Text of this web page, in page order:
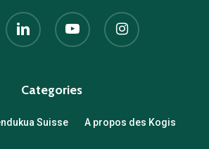
linkedin youtube instagram
Categories
Suisse A propos des Kogis